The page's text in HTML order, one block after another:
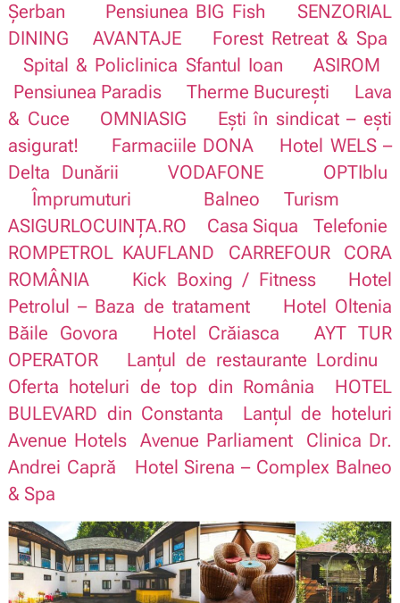
Șerban
Pensiunea BIG Fish
SENZORIAL
DINING
AVANTAJE
Forest Retreat & Spa
Spital & Policlinica Sfantul Ioan
ASIROM
Pensiunea Paradis
Therme București
Lava
& Cuce
OMNIASIG
Ești în sindicat – ești
asigurat!
Farmaciile DONA
Hotel WELS –
Delta Dunării
VODAFONE
OPTIblu
Împrumuturi
Balneo Turism
ASIGURLOCUINȚA.RO
Casa Siqua
Telefonie
ROMPETROL KAUFLAND CARREFOUR
CORA
ROMÂNIA
Kick Boxing / Fitness
Hotel
Petrolul – Baza de tratament
Hotel Oltenia
Băile Govora
Hotel Crăiasca
AYT TUR
OPERATOR
Lanțul de restaurante Lordinu
Oferta hoteluri de top din România
HOTEL
BULEVARD din Constanta
Lanțul de hoteluri
Avenue Hotels
Avenue Parliament
Clinica Dr.
Andrei Capră
Hotel Sirena – Complex Balneo
& Spa